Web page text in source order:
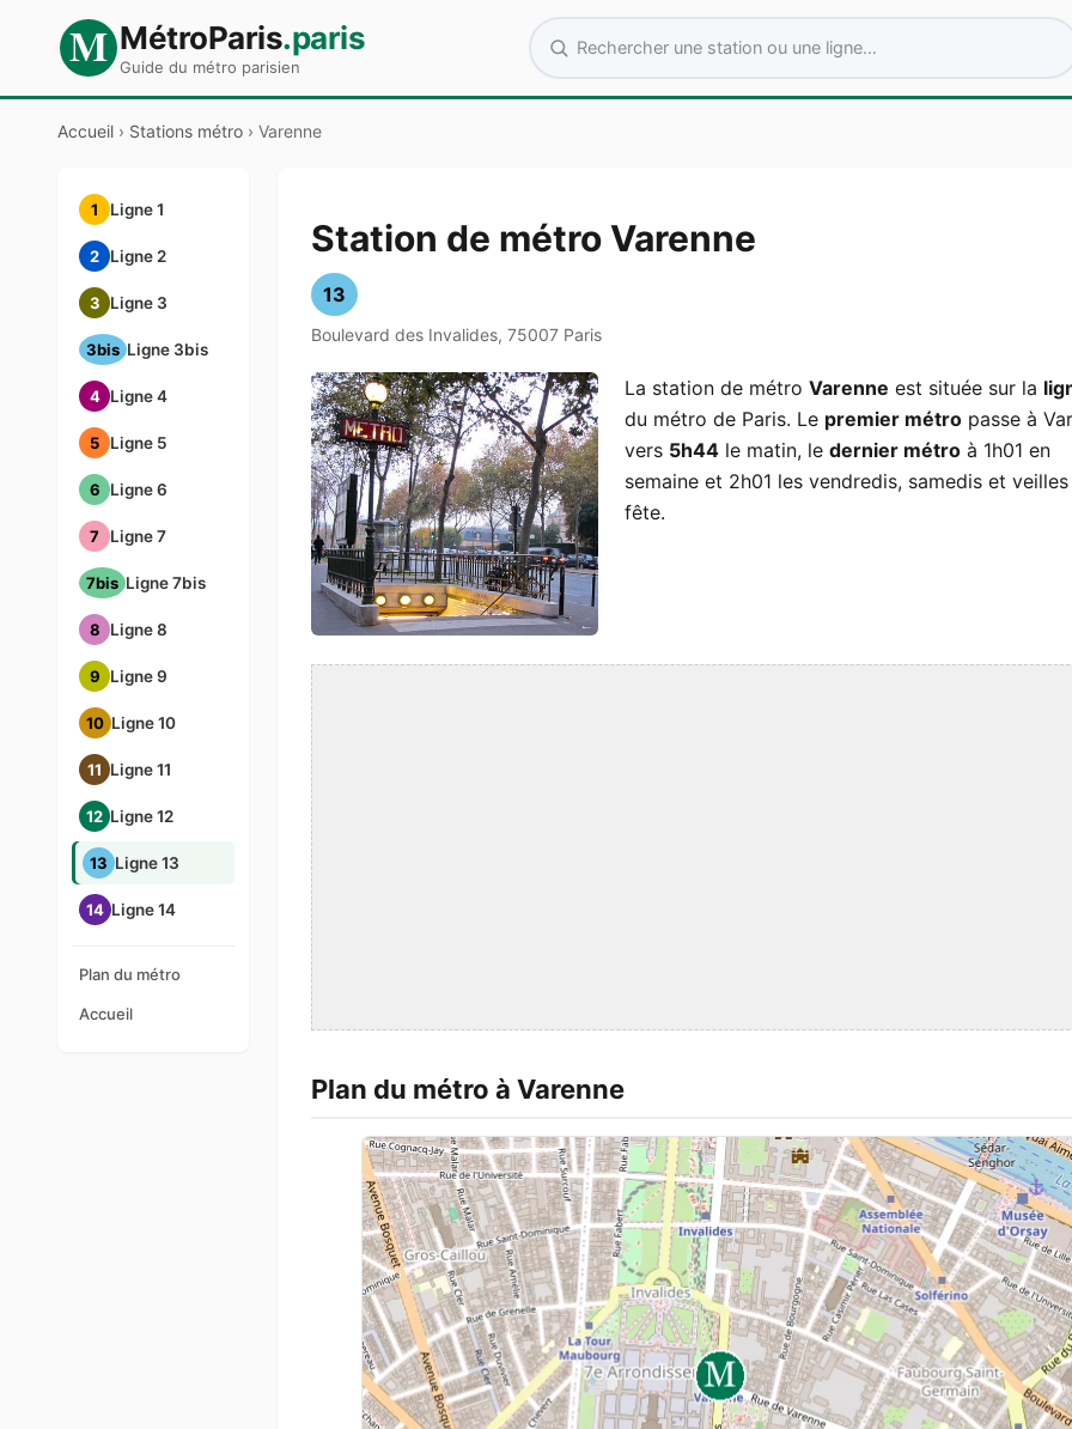
M MétroParis.paris
Guide du métro parisien Rechercher une station ou une ligne
Accueil › Stations métro › Varenne
1 Ligne 1
2 Ligne 2
3 Ligne 3
3bis Ligne 3bis
4 Ligne 4
5 Ligne 5
6 Ligne 6
7 Ligne 7
7bis Ligne 7bis
8 Ligne 8
9 Ligne 9
10 Ligne 10
11 Ligne 11
12 Ligne 12
13 Ligne 13
14 Ligne 14
Plan du métro
Accueil
Station de métro Varenne
13
Boulevard des Invalides, 75007 Paris
La station de métro Varenne est située sur la
du métro de Paris. Le premier métro passe à
vers 5h44 le matin, le dernier métro à 1h01 en
semaine et 2h01 les vendredis, samedis et
fête.
Plan du métro à Varenne